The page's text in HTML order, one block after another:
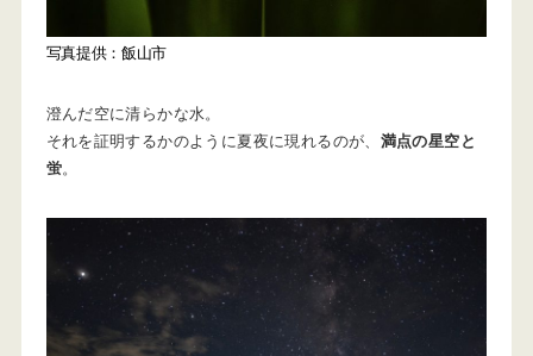
写真提供：飯山市
澄んだ空に清らかな水。
それを証明するかのように夏夜に現れるのが、 満点の星空と
蛍。